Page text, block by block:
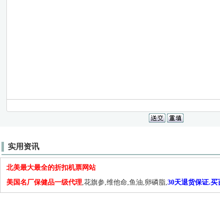
实用资讯
北美最大最全的折扣机票网站
美国名厂保健品一级代理,花旗参,维他命,鱼油,卵磷脂,30天退货保证.买